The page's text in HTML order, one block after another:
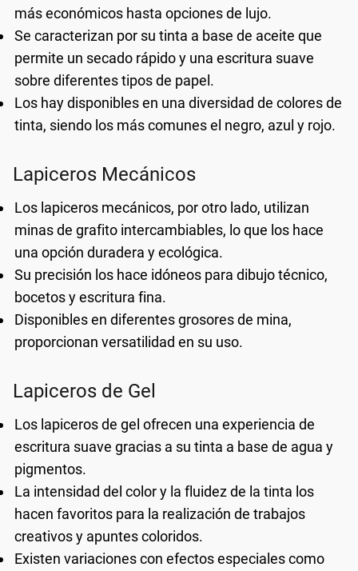
más económicos hasta opciones de lujo.
Se caracterizan por su tinta a base de aceite que
permite un secado rápido y una escritura suave
sobre diferentes tipos de papel.
Los hay disponibles en una diversidad de colores de
tinta, siendo los más comunes el negro, azul y rojo.
Lapiceros Mecánicos
Los lapiceros mecánicos, por otro lado, utilizan
minas de grafito intercambiables, lo que los hace
una opción duradera y ecológica.
Su precisión los hace idóneos para dibujo técnico,
bocetos y escritura fina.
Disponibles en diferentes grosores de mina,
proporcionan versatilidad en su uso.
Lapiceros de Gel
Los lapiceros de gel ofrecen una experiencia de
escritura suave gracias a su tinta a base de agua y
pigmentos.
La intensidad del color y la fluidez de la tinta los
hacen favoritos para la realización de trabajos
creativos y apuntes coloridos.
Existen variaciones con efectos especiales como